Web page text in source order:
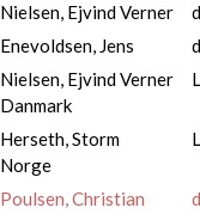
Nielsen, Ejvind Verner
Enevoldsen, Jens
Nielsen, Ejvind Verner
Danmark
Herseth, Storm
Norge
Poulsen, Christian